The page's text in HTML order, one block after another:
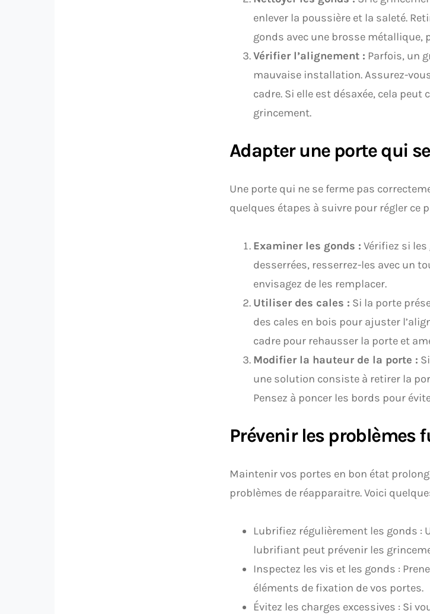
enlever la poussière et la saleté.
gonds avec une brosse
Vérifier l’alignement : Parfois, un
mauvaise installation. Assurez-
cadre. Si elle est désaxée, cela
grincement.
Adapter une porte qui
Une porte qui ne se ferme pas
quelques étapes à suivre pour régler ce
Examiner les gonds : Vérifiez si
desserrées, resserrez-les avec un
envisagez de les remplacer.
Utiliser des cales : Si la porte
des cales en bois pour ajuster
cadre pour rehausser la porte et
Modifier la hauteur de la porte :
une solution consiste à retirer la
Pensez à poncer les bords pour
Prévenir les problèmes
Maintenir vos portes en bon état
problèmes de réapparaitre. Voici
Lubrifiez régulièrement les gonds :
lubrifiant peut prévenir les
Inspectez les vis et les gonds :
éléments de fixation de vos portes.
Évitez les charges excessives : Si